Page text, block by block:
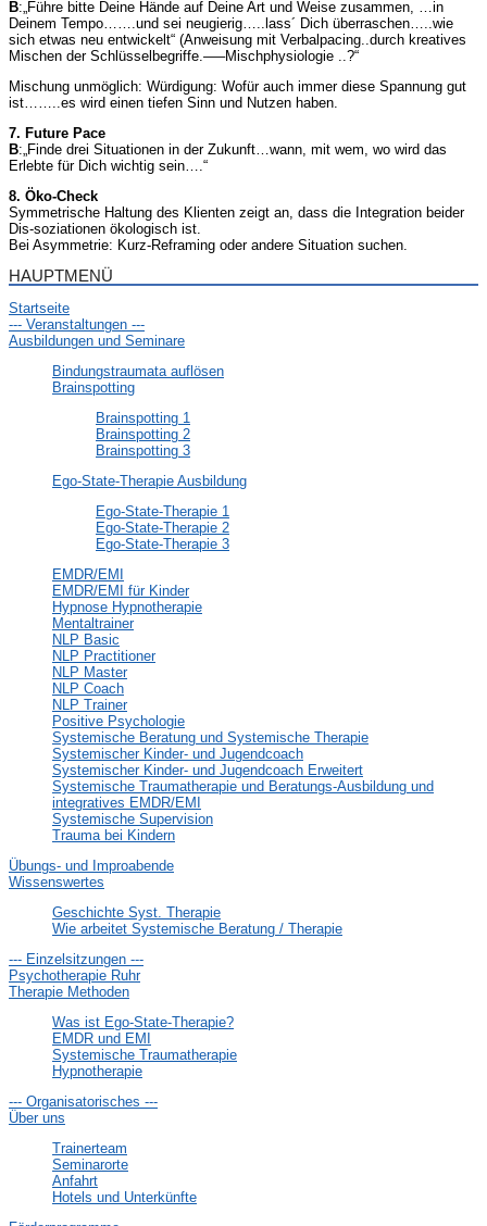
B:„Führe bitte Deine Hände auf Deine Art und Weise zusammen, …in
Deinem Tempo…….und sei neugierig…..lass´ Dich überraschen…..wie
sich etwas neu entwickelt“ (Anweisung mit Verbalpacing..durch kreatives
Mischen der Schlüsselbegriffe.—–Mischphysiologie ..?“
Mischung unmöglich: Würdigung: Wofür auch immer diese Spannung gut
ist……..es wird einen tiefen Sinn und Nutzen haben.
7. Future Pace
B:„Finde drei Situationen in der Zukunft…wann, mit wem, wo wird das
Erlebte für Dich wichtig sein….“
8. Öko-Check
Symmetrische Haltung des Klienten zeigt an, dass die Integration beider
Dis-soziationen ökologisch ist.
Bei Asymmetrie: Kurz-Reframing oder andere Situation suchen.
HAUPTMENÜ
Startseite
--- Veranstaltungen ---
Ausbildungen und Seminare
Bindungstraumata auflösen
Brainspotting
Brainspotting 1
Brainspotting 2
Brainspotting 3
Ego-State-Therapie Ausbildung
Ego-State-Therapie 1
Ego-State-Therapie 2
Ego-State-Therapie 3
EMDR/EMI
EMDR/EMI für Kinder
Hypnose Hypnotherapie
Mentaltrainer
NLP Basic
NLP Practitioner
NLP Master
NLP Coach
NLP Trainer
Positive Psychologie
Systemische Beratung und Systemische Therapie
Systemischer Kinder- und Jugendcoach
Systemischer Kinder- und Jugendcoach Erweitert
Systemische Traumatherapie und Beratungs-Ausbildung und
integratives EMDR/EMI
Systemische Supervision
Trauma bei Kindern
Übungs- und Improabende
Wissenswertes
Geschichte Syst. Therapie
Wie arbeitet Systemische Beratung / Therapie
--- Einzelsitzungen ---
Psychotherapie Ruhr
Therapie Methoden
Was ist Ego-State-Therapie?
EMDR und EMI
Systemische Traumatherapie
Hypnotherapie
--- Organisatorisches ---
Über uns
Trainerteam
Seminarorte
Anfahrt
Hotels und Unterkünfte